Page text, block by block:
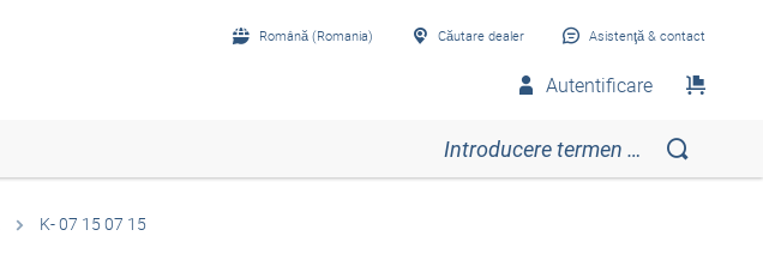
Română (Romania) Căutare dealer Asistenţă & contact
Autentificare
K- 07 15 07 15